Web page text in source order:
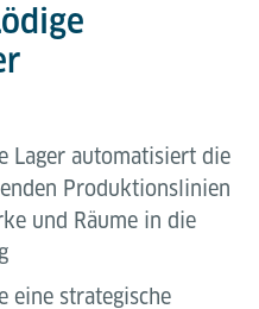
Lager automatisiert die
Produktionslinien
und Räume in die
eine strategische